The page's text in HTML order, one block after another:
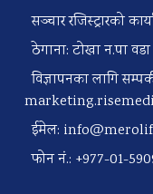
सञ्चार रजिस्ट्रारको
ठेगाना: टोखा न.पा
विज्ञापनका लागि
ईमेल:
फोन नं.: +977-01-